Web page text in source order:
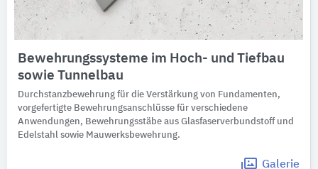
Bewehrungssysteme im Hoch- und Tiefbau
sowie Tunnelbau
Durchstanzbewehrung für die Verstärkung von Fundamenten,
vorgefertigte Bewehrungsanschlüsse für verschiedene
Anwendungen, Bewehrungsstäbe aus Glasfaserverbundstoff und
Edelstahl sowie Mauwerksbewehrung.
Galerie